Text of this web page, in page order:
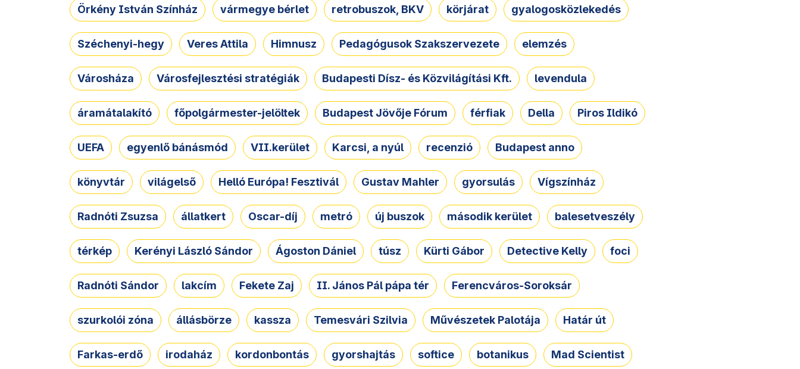
Örkény István Színház vármegye bérlet retrobuszok, BKV körjárat gyalogosközlekedés
Széchenyi-hegy Veres Attila Himnusz Pedagógusok Szakszervezete elemzés
Városháza Városfejlesztési stratégiák Budapesti Dísz- és Közvilágítási Kft. levendula
áramátalakító főpolgármester-jelöltek Budapest Jövője Fórum férfiak Della Piros Ildikó
UEFA egyenlő bánásmód VII.kerület Karcsi, a nyúl recenzió Budapest anno
könyvtár világelső Helló Európa! Fesztivál Gustav Mahler gyorsulás Vígszínház
Radnóti Zsuzsa állatkert Oscar-díj metró új buszok második kerület balesetveszély
térkép Kerényi László Sándor Ágoston Dániel túsz Kürti Gábor Detective Kelly foci
Radnóti Sándor lakcím Fekete Zaj II. János Pál pápa tér Ferencváros-Soroksár
szurkolói zóna állásbörze kassza Temesvári Szilvia Művészetek Palotája Határ út
Farkas-erdő irodaház kordonbontás gyorshajtás softice botanikus Mad Scientist